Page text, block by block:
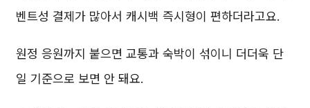
벤트성 결제가 많아서 캐시백 즉시형이 편하더라고요.
원정 응원까지 붙으면 교통과 숙박이 섞이니 더더욱 단
일 기준으로 보면 안 돼요.